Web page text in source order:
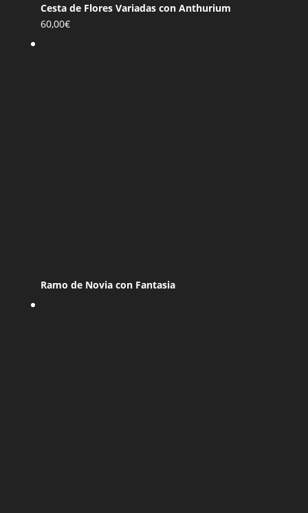
Cesta de Flores Variadas con Anthurium
60,00€
Ramo de Novia con Fantasia